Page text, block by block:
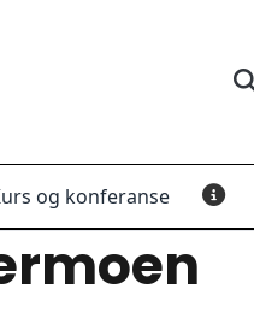
og konferanse